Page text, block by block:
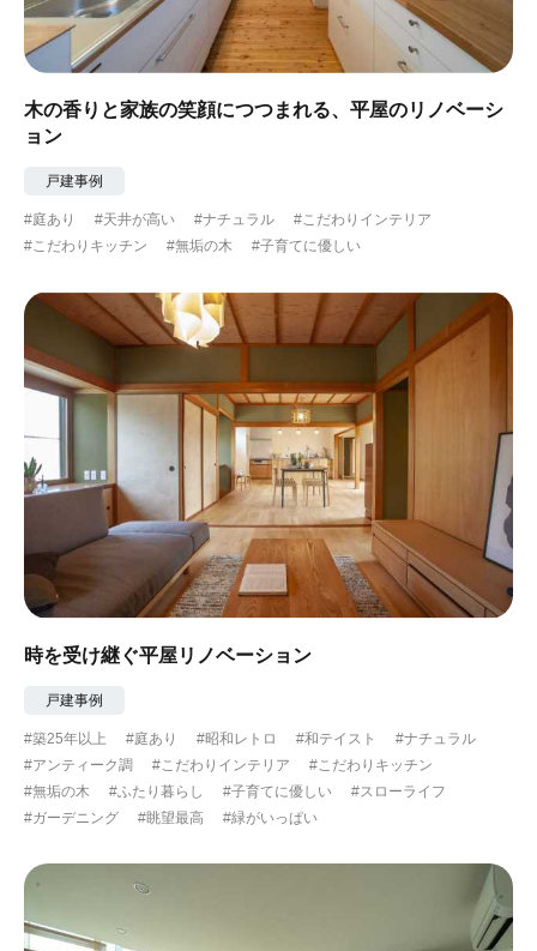
木の香りと家族の笑顔につつまれる、平屋のリノベーシ
ョン
戸建事例
#庭あり #天井が高い #ナチュラル
#こだわりインテリア
#こだわりキッチン
#無垢の木 #子育てに優しい
時を受け継ぐ平屋リノベーション
戸建事例
#築25年以上 #庭あり #昭和レトロ #和テイスト
#ナチュラル
#アンティーク調
#こだわりインテリア
#こだわりキッチン
#無垢の木
#ふたり暮らし #子育てに優しい
#スローライフ
#ガーデニング
#眺望最高 #緑がいっぱい